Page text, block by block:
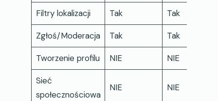
Filtry lokalizacji Tak Tak
Zgłoś/Moderacja Tak Tak
Tworzenie profilu NIE NIE
Sieć
społecznościowa
NIE NIE